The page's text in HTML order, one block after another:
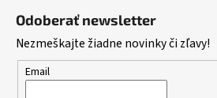
a
c
Odoberať newsletter
Nezmeškajte žiadne novinky či zľavy!
Email